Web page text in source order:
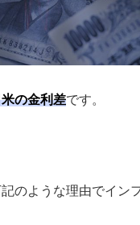
の金利差です。
のような理由でイン